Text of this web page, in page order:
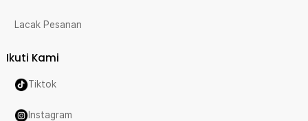
Lacak Pesanan
Ikuti Kami
Tiktok
Instagram